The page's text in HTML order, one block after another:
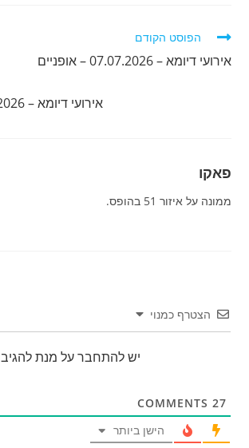
לקרוא
נוספים
הפוסט הקודם
אירועי דיומא – 07.07.2026 – אופניים
אירועי דיומא – 09.07.2026 – אופניים
פאקו
ממונה על איזור 51 בהופס.
הצטרף כמנוי
יש להתחבר על מנת להגיב
27
הישן ביותר